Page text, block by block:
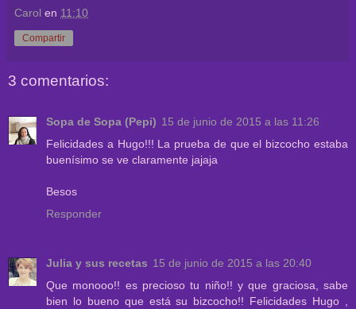
Carol en 11:10
Compartir
3 comentarios:
Sopa de Sopa (Pepi) 15 de junio de 2015 a las 11:26
Felicidades a Hugo!!! La prueba de que el bizcocho estaba
buenísimo se ve claramente jajaja
Besos
Responder
Julia y sus recetas 15 de junio de 2015 a las 20:40
Que monooo!! es precioso tu niño!! y que graciosa, sabe
bien lo bueno que está su bizcocho!! Felicidades Hugo ,